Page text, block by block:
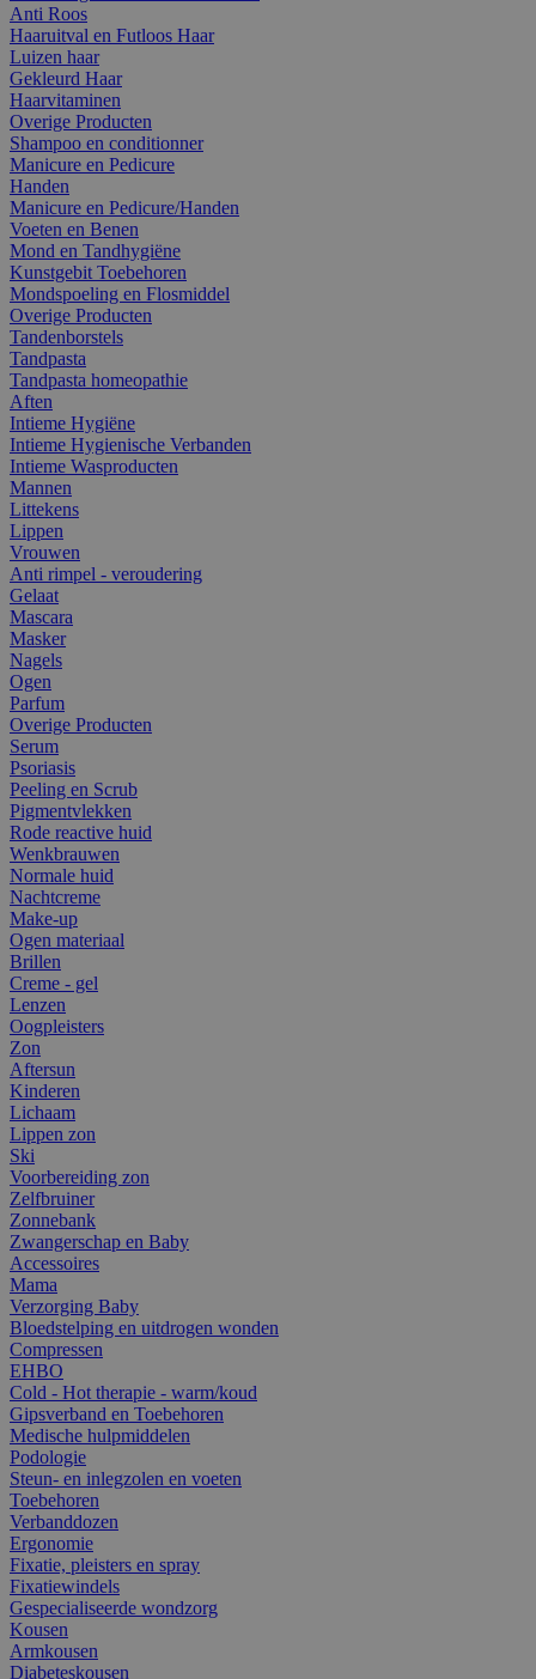
Anti Roos
Haaruitval en Futloos Haar
Luizen haar
Gekleurd Haar
Haarvitaminen
Overige Producten
Shampoo en conditionner
Manicure en Pedicure
Handen
Manicure en Pedicure/Handen
Voeten en Benen
Mond en Tandhygiëne
Kunstgebit Toebehoren
Mondspoeling en Flosmiddel
Overige Producten
Tandenborstels
Tandpasta
Tandpasta homeopathie
Aften
Intieme Hygiëne
Intieme Hygienische Verbanden
Intieme Wasproducten
Mannen
Littekens
Lippen
Vrouwen
Anti rimpel - veroudering
Gelaat
Mascara
Masker
Nagels
Ogen
Parfum
Overige Producten
Serum
Psoriasis
Peeling en Scrub
Pigmentvlekken
Rode reactive huid
Wenkbrauwen
Normale huid
Nachtcreme
Make-up
Ogen materiaal
Brillen
Creme - gel
Lenzen
Oogpleisters
Zon
Aftersun
Kinderen
Lichaam
Lippen zon
Ski
Voorbereiding zon
Zelfbruiner
Zonnebank
Zwangerschap en Baby
Accessoires
Mama
Verzorging Baby
Bloedstelping en uitdrogen wonden
Compressen
EHBO
Cold - Hot therapie - warm/koud
Gipsverband en Toebehoren
Medische hulpmiddelen
Podologie
Steun- en inlegzolen en voeten
Toebehoren
Verbanddozen
Ergonomie
Fixatie, pleisters en spray
Fixatiewindels
Gespecialiseerde wondzorg
Kousen
Armkousen
Diabeteskousen